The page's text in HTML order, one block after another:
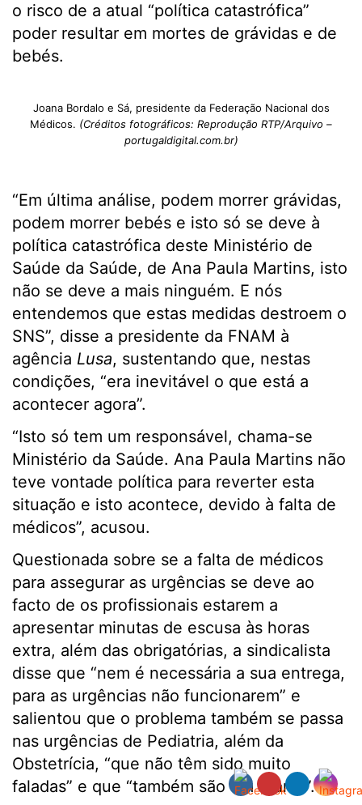
o risco de a atual “política catastrófica”
poder resultar em mortes de grávidas e de
bebés.
Joana Bordalo e Sá, presidente da Federação Nacional dos
Médicos. (Créditos fotográficos: Reprodução RTP/Arquivo –
portugaldigital.com.br)
“Em última análise, podem morrer grávidas,
podem morrer bebés e isto só se deve à
política catastrófica deste Ministério de
Saúde da Saúde, de Ana Paula Martins, isto
não se deve a mais ninguém. E nós
entendemos que estas medidas destroem o
SNS”, disse a presidente da FNAM à
agência Lusa, sustentando que, nestas
condições, “era inevitável o que está a
acontecer agora”.
“Isto só tem um responsável, chama-se
Ministério da Saúde. Ana Paula Martins não
teve vontade política para reverter esta
situação e isto acontece, devido à falta de
médicos”, acusou.
Questionada sobre se a falta de médicos
para assegurar as urgências se deve ao
facto de os profissionais estarem a
apresentar minutas de escusa às horas
extra, além das obrigatórias, a sindicalista
disse que “nem é necessária a sua entrega,
para as urgências não funcionarem” e
salientou que o problema também se passa
nas urgências de Pediatria, além da
Obstetrícia, “que não têm sido muito
faladas” e que “também são um drama”.